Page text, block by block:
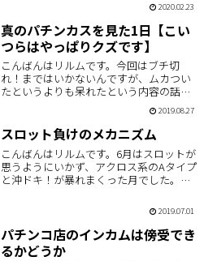
2020.02.23
真のパチンカスを見た1日【こい
つらはやっぱりクズです】
こんばんはリルムです。今回はブチ切
れ！まではいかないんですが、ムカつい
たというよりも呆れたという内容の話で
す。世の中にはパチンカスと呼ばれる種
類の人がいます。パチンカスとは？日常
生活において、パチンコにのめり込むあ
まり「依存症」「借金」とい…
2019.08.27
スロット負けのメカニズム
こんばんはリルムです。6月はスロットが
思うようにいかず、アクロス系のAタイプ
と沖ドキ！が暴れまくった月でした。下
ナほじ営業だったのですが、どうも利益
が着いて来ずでした。今月も７・７の日
や3連休がありますの…
2019.07.01
パチンコ店のインカムは傍受でき
るかどうか